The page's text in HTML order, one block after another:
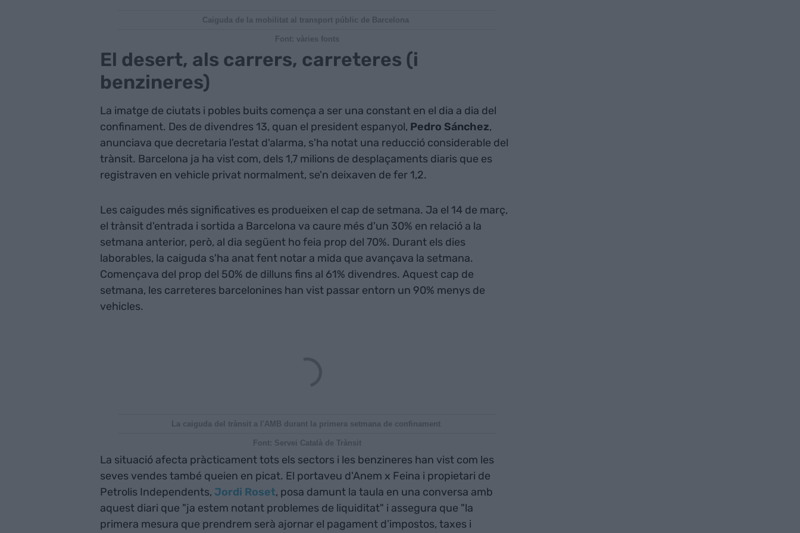
Caiguda de la mobilitat al transport públic de Barcelona
Font: vàries fonts
El desert, als carrers, carreteres (i
benzineres)
La imatge de ciutats i pobles buits comença a ser una constant en el dia a dia del
confinament. Des de divendres 13, quan el president espanyol, Pedro Sánchez,
anunciava que decretaria l'estat d'alarma, s'ha notat una reducció considerable del
trànsit. Barcelona ja ha vist com, dels 1,7 milions de desplaçaments diaris que es
registraven en vehicle privat normalment, se'n deixaven de fer 1,2.
Les caigudes més significatives es produeixen el cap de setmana. Ja el 14 de març,
el trànsit d'entrada i sortida a Barcelona va caure més d'un 30% en relació a la
setmana anterior, però, al dia següent ho feia prop del 70%. Durant els dies
laborables, la caiguda s'ha anat fent notar a mida que avançava la setmana.
Començava del prop del 50% de dilluns fins al 61% divendres. Aquest cap de
setmana, les carreteres barcelonines han vist passar entorn un 90% menys de
vehicles.
La caiguda del trànsit a l'AMB durant la primera setmana de confinament
Font: Servei Català de Trànsit
La situació afecta pràcticament tots els sectors i les benzineres han vist com les
seves vendes també queien en picat. El portaveu d'Anem x Feina i propietari de
Petrolis Independents, Jordi Roset, posa damunt la taula en una conversa amb
aquest diari que "ja estem notant problemes de liquiditat" i assegura que "la
primera mesura que prendrem serà ajornar el pagament d’impostos, taxes i